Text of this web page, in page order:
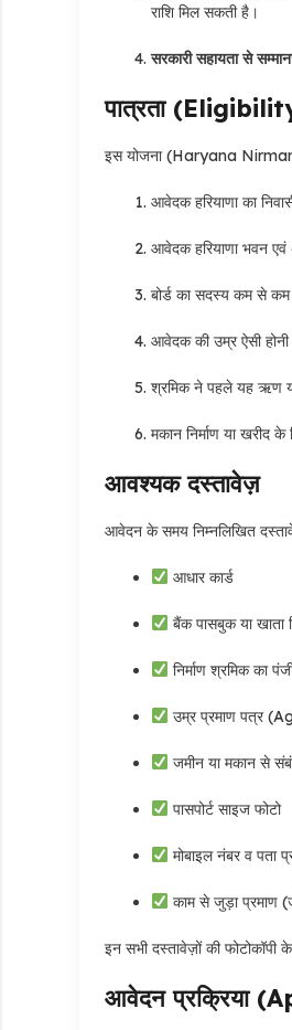
राशि मिल सकती है।
सरकारी सहायता से
पात्रता
इस योजना (Haryana
आवेदक हरियाणा का
आवेदक हरियाणा भवन एवं
बोर्ड का सदस्य कम से कम
आवेदक की उम्र ऐसी
श्रमिक ने पहले यह ऋण या
मकान निर्माण या खरीद के
आवश्यक दस्तावेज़
आवेदन के समय निम्नलिखित
आधार कार्ड
बैंक पासबुक या खाता
निर्माण श्रमिक का
उम्र प्रमाण पत्र
जमीन या मकान से
पासपोर्ट साइज फोटो
मोबाइल नंबर व पता
काम से जुड़ा प्रमाण
इन सभी दस्तावेज़ों की फोटोकॉपी
आवेदन प्रक्रिया